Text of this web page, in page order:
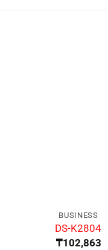
BUSINESS
DS-K2804
₸102,863